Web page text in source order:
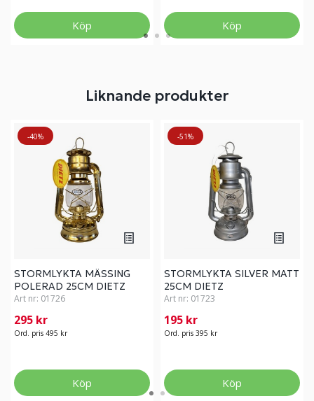
Köp Köp
Liknande produkter
-40%
STORMLYKTA MÄSSING
POLERAD 25CM DIETZ
Art nr: 01726
295 kr
Ord. pris 495 kr
Köp
-51%
STORMLYKTA SILVER MATT
25CM DIETZ
Art nr: 01723
195 kr
Ord. pris 395 kr
Köp